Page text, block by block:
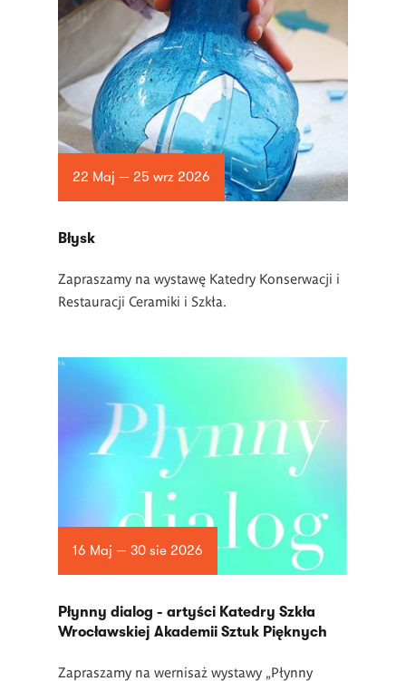
22 Maj — 25 wrz 2026
Błysk
Zapraszamy na wystawę Katedry Konserwacji i
Restauracji Ceramiki i Szkła.
16 Maj — 30 sie 2026
Płynny dialog - artyści Katedry Szkła
Wrocławskiej Akademii Sztuk Pięknych
Zapraszamy na wernisaż wystawy „Płynny